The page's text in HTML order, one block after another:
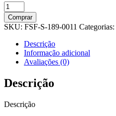
SAFLAGER
S-
189
ENV.
11,5G
quantidade
Comprar
SKU: FSF-S-189-0011 Categorias:
Descrição
Informação adicional
Avaliações (0)
Descrição
Descrição